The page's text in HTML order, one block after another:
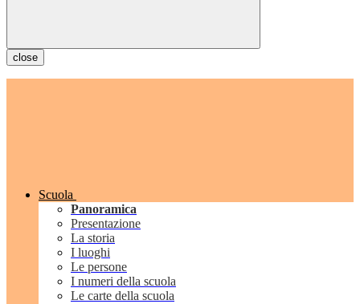
close
Scuola
Panoramica
Presentazione
La storia
I luoghi
Le persone
I numeri della scuola
Le carte della scuola